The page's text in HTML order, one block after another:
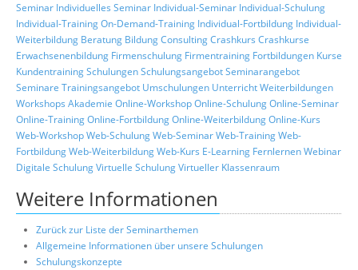
Seminar Individuelles Seminar Individual-Seminar Individual-Schulung
Individual-TrainingOn-Demand-Training Individual-Fortbildung Individual-
Weiterbildung Beratung BildungConsultingCrashkurs Crashkurse
Erwachsenenbildung Firmenschulung Firmentraining Fortbildungen Kurse
KundentrainingSchulungenSchulungsangebotSeminarangebot
Seminare Trainingsangebot Umschulungen UnterrichtWeiterbildungen
Workshops Akademie Online-WorkshopOnline-SchulungOnline-Seminar
Online-TrainingOnline-FortbildungOnline-WeiterbildungOnline-Kurs
Web-WorkshopWeb-SchulungWeb-SeminarWeb-TrainingWeb-
FortbildungWeb-WeiterbildungWeb-Kurs E-Learning FernlernenWebinar
Digitale SchulungVirtuelle SchulungVirtueller Klassenraum
Weitere Informationen
Zurück zur Liste der Seminarthemen
Allgemeine Informationen über unsere Schulungen
Schulungskonzepte